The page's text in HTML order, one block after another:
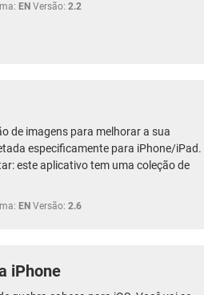
EN Versão: 2.2
de imagens para melhorar a sua
especificamente para iPhone/iPad.
este aplicativo tem uma coleção de
EN Versão: 2.6
iPhone